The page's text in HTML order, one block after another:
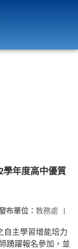
學年度高中優質
布單位： 教務處 |
自主學習增能培力
踴躍報名參加，並